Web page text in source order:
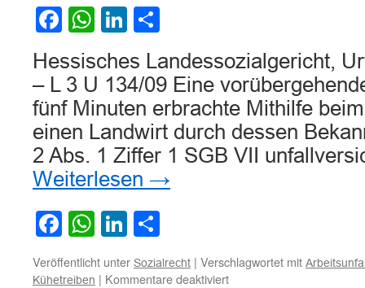
Facebook
WhatsApp
LinkedIn
Hessisches Landessozialgericht,
– L 3 U 134/09 Eine
fünf Minuten erbrachte Mithilfe
einen Landwirt durch dessen
2 Abs. 1 Ziffer 1 SGB VII
Weiterlesen →
Facebook
WhatsApp
LinkedIn
Veröffentlicht unter Sozialrecht | Verschlagwortet mit
Kühetreiben | Kommentare deaktiviertfür